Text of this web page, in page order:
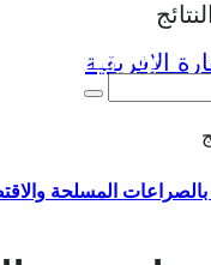
المسلحة
Eng Fr